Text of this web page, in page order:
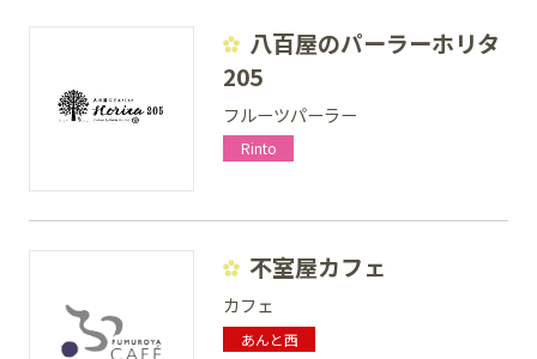
八百屋のパーラーホリタ
205
フルーツパーラー
Rinto
不室屋カフェ
カフェ
あんと西